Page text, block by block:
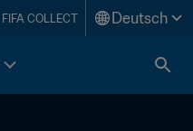
FIFA COLLECT Deutsch